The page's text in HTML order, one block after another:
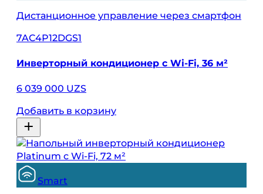
Дистанционное управление через смартфон
7AC4P12DGS1
Инверторный кондиционер с Wi-Fi, 36 м²
6 039 000 UZS
Добавить в корзину
Smart